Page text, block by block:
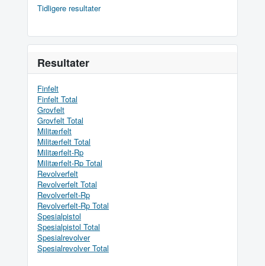
Tidligere resultater
Resultater
Finfelt
Finfelt Total
Grovfelt
Grovfelt Total
Militærfelt
Militærfelt Total
Militærfelt-Rp
Militærfelt-Rp Total
Revolverfelt
Revolverfelt Total
Revolverfelt-Rp
Revolverfelt-Rp Total
Spesialpistol
Spesialpistol Total
Spesialrevolver
Spesialrevolver Total